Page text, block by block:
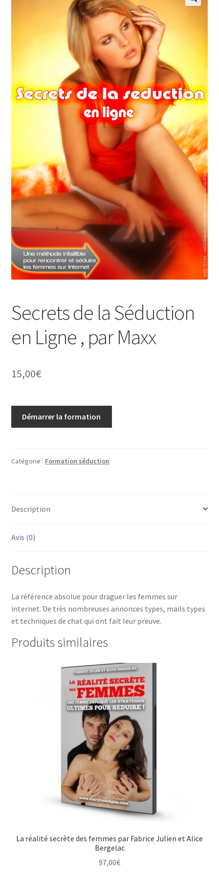
Secrets de la Séduction
en Ligne , par Maxx
15,00€
Démarrer la formation
Catégorie : Formation séduction
Description
Avis (0)
Description
La référence absolue pour draguer les femmes sur
internet. De très nombreuses annonces types, mails types
et techniques de chat qui ont fait leur preuve.
Produits similaires
La réalité secrète des femmes par Fabrice Julien et Alice
Bergelac
97,00€